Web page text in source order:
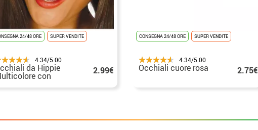
24/48 ORE SUPER VENDITE
4.34/5.00
da Hippie
con 2.99€
CONSEGNA 24/48 ORE SUPER VENDITE
4.34/5.00
Occhiali cuore rosa 2.75€